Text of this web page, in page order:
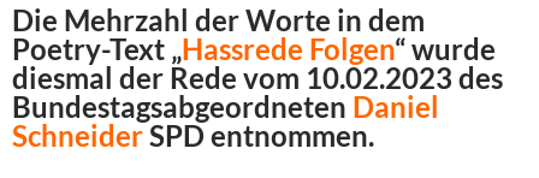
Die Mehrzahl der Worte in dem
Poetry-Text „Hassrede Folgen“ wurde
diesmal der Rede vom 10.02.2023 des
Bundestagsabgeordneten Daniel
SchneiderSPD entnommen.